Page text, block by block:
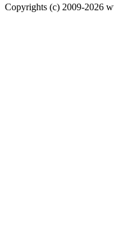
Copyrights (c) 2009-2026